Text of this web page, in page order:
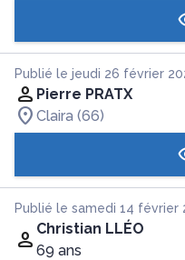
Publié le jeudi 26 février
Pierre PRATX
Claira (66)
Publié le samedi 14 février
Christian LLÉO
69 ans